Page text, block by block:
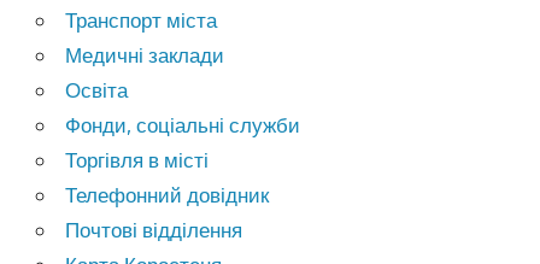
Транспорт міста
Медичні заклади
Освіта
Фонди, соціальні служби
Торгівля в місті
Телефонний довідник
Почтові відділення